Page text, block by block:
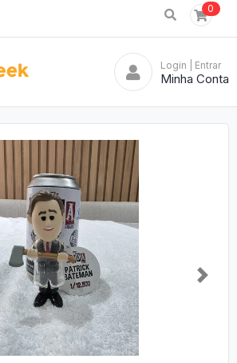
0
Login | Entrar
Minha Conta
Next